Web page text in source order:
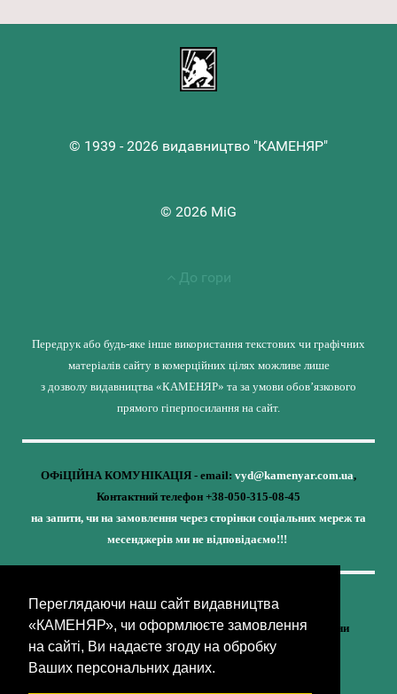
Переглядаючи наш сайт видавництва
«КАМЕНЯР», чи оформлюєте замовлення
на сайті, Ви надаєте згоду на обробку
Ваших персональних даних.
© 1939 - 2026 видавництво "КАМЕНЯР"
© 2026 MiG
До гори
Передрук або будь-яке інше використання текстових чи графічних
матеріалів сайту в комерційних цілях можливе лише
з дозволу видавництва «КАМЕНЯР» та за умови обов’язкового
прямого гіперпосилання на сайт.
ОФіЦІЙНА КОМУНІКАЦІЯ - email: vyd@kamenyar.com.ua,
Контактний телефон +38-050-315-08-45
на запити, чи на замовлення через сторінки соціальних мереж та
месенджерів ми не відповідаємо!!!
Кожне наше видання - це внесок у спротив,
у збереження ідентичності та неминучу перемогу України
(видавництво «КАМЕНЯР»)